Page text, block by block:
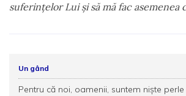
suferinţelor Lui şi să mă fac asemenea
Un gând
Pentru că noi, oamenii, suntem nişte